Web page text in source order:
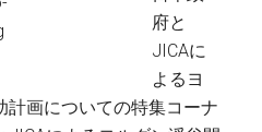
府と
JICAに
よるヨ
計画についての特集コーナ